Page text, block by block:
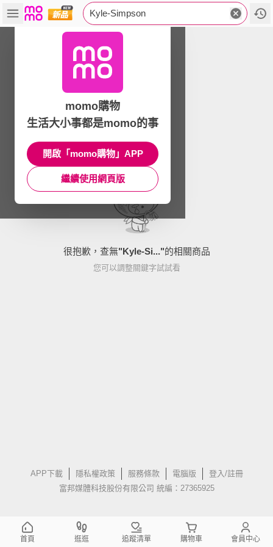
Kyle-Simpson
很抱歉，查無"Kyle-Si..."的相關商品
您可以調整關鍵字試試看
APP下載 隱私權政策 服務條款 電腦版
登入/註冊
富邦媒體科技股份有限公司 統編：27365925
momo購物
生活大小事都是momo的事
開啟「momo購物」APP
繼續使用網頁版
首頁 逛逛 追蹤清單 購物車 會員中心